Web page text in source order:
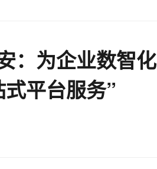
：为企业数智化
平台服务”